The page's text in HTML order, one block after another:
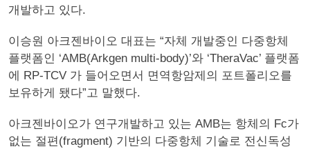
개발하고 있다.
이승원 아크젠바이오 대표는 “자체 개발중인 다중항체
플랫폼인 ‘AMB(Arkgen multi-body)’와 ‘TheraVac’ 플랫폼
에 RP-TCV 가 들어오면서 면역항암제의 포트폴리오를
보유하게 됐다”고 말했다.
아크젠바이오가 연구개발하고 있는 AMB는 항체의 Fc가
없는 절편(fragment) 기반의 다중항체 기술로 전신독성